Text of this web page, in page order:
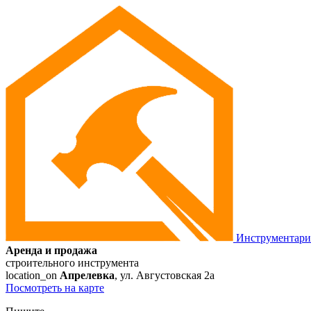
Аренда и продажа
строительного инструмента
location_on Апрелевка, ул. Августовская 2а
Посмотреть на карте